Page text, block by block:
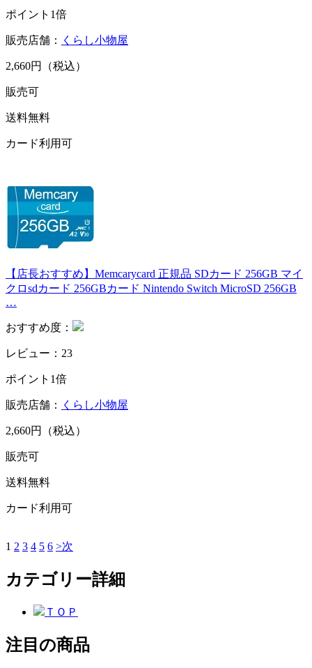
ポイント1倍
販売店舗： くらし小物屋
2,660円（税込）
販売可
送料無料
カード利用可
【店長おすすめ】Memcarycard 正規品 SDカード 256GB マイ
クロsdカード 256GBカード Nintendo Switch MicroSD 256GB
…
おすすめ度：
レビュー：23
ポイント1倍
販売店舗： くらし小物屋
2,660円（税込）
販売可
送料無料
カード利用可
1 2 3 4 5 6 >次
カテゴリー詳細
ＴＯＰ
注目の商品